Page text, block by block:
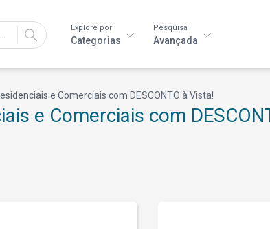
IR
Explore por
Categorias
Pesquisa
Avançada
e Comerciais com DESCONTO à Vista!
e Comerciais com